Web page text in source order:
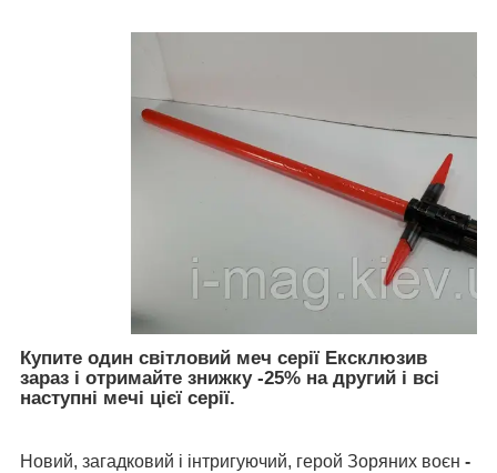
Купите один світловий меч серії Ексклюзив
зараз і отримайте знижку -25% на другий і всі
наступні мечі цієї серії.
Новий, загадковий і інтригуючий, герой Зоряних воєн -